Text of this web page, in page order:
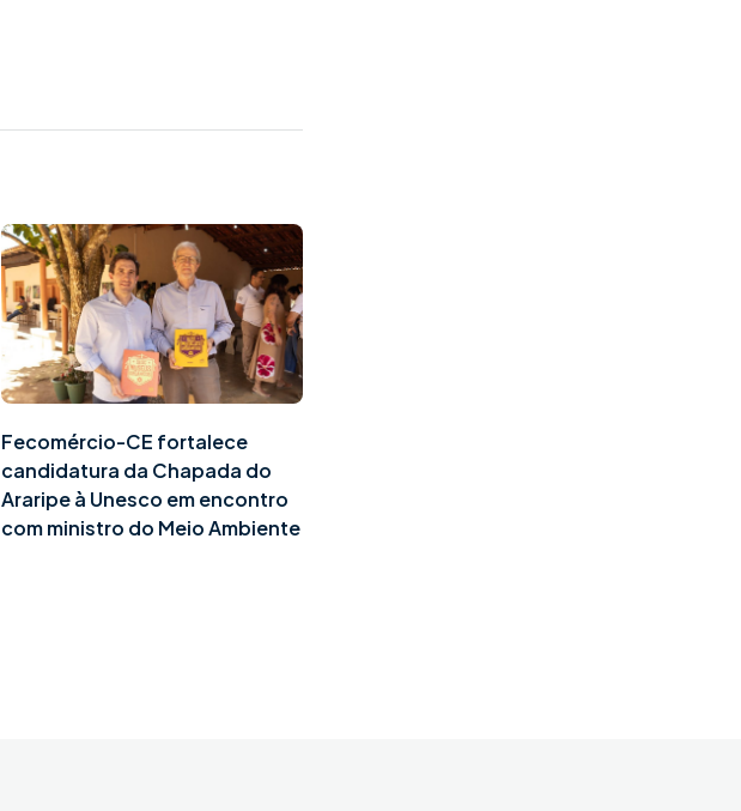
Fecomércio-CE fortalece
candidatura da Chapada do
Araripe à Unesco em encontro
com ministro do Meio Ambiente